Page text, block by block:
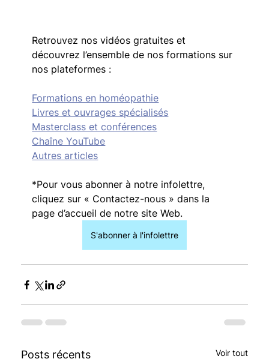
Retrouvez nos vidéos gratuites et
découvrez l’ensemble de nos formations sur
nos plateformes :
Formations en homéopathie
Livres et ouvrages spécialisés
Masterclass et conférences
Chaîne YouTube
Autres articles
*Pour vous abonner à notre infolettre,
cliquez sur « Contactez-nous » dans la
page d’accueil de notre site Web.
S'abonner à l'infolettre
Posts récents Voir tout